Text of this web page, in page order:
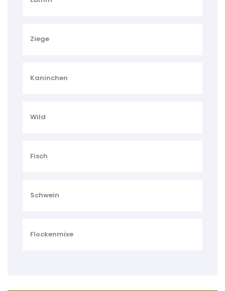
Ziege
Kaninchen
Wild
Fisch
Schwein
Flockenmixe